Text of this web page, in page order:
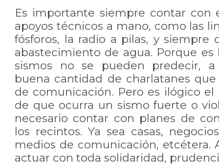
Es importante siempre contar con
apoyos técnicos a mano, como las
fósforos, la radio a pilas, y siempre
abastecimiento de agua. Porque
sismos no se pueden predecir,
buena cantidad de charlatanes
de comunicación. Pero es ilógico
de que ocurra un sismo fuerte o
necesario contar con planes de
los recintos. Ya sea casas,
medios de comunicación, etcétera.
actuar con toda solidaridad,